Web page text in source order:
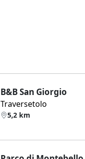
B&B San Giorgio
Traversetolo
5,2 km